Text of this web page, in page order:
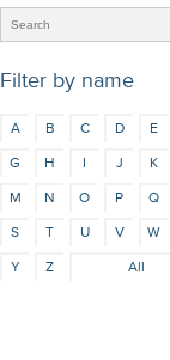
Filter by name
A B C D E
G
H I J K
M
N O P Q
S
T U V W
Y
Z All